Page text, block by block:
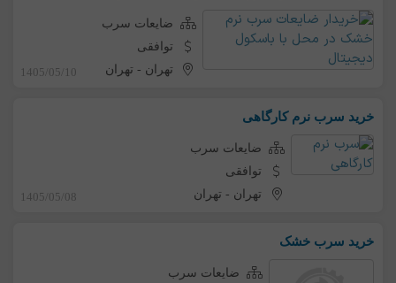
ضایعات سرب
توافقی
تهران -تهران 1405/05/10
خرید سرب نرم کارگاهی
ضایعات سرب
توافقی
تهران - تهران 1405/05/08
خرید سرب خشک
ضایعات سرب